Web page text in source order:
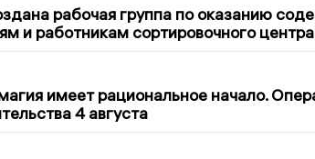
рабочая группа по оказанию
и работникам сортировочного
имеет рациональное начало.
4 августа